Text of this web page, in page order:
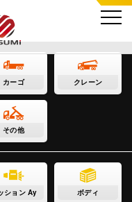
カーゴ クレーン
その他
ション Ay ボディ